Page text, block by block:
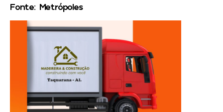
Fonte: Metrópoles